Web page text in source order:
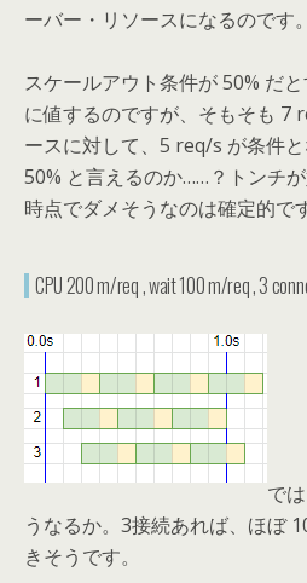
ーバー・リソースになるのです。
スケールアウト条件が 50% だ
に値するのですが、そもそも 7
ースに対して、5 req/s が条件
50% と言えるのか……？トンチ
時点でダメそうなのは確定的です
CPU 200 m/req , wait 100 m/req , 3
で
うなるか。3接続あれば、ほぼ
きそうです。